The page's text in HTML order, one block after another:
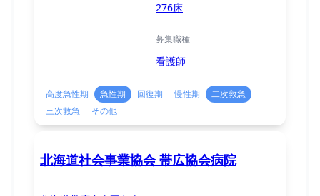
276床
募集職種
看護師
高度急性期 急性期 回復期 慢性期
二次救急
三次救急
その他
北海道社会事業協会 帯広協会病院